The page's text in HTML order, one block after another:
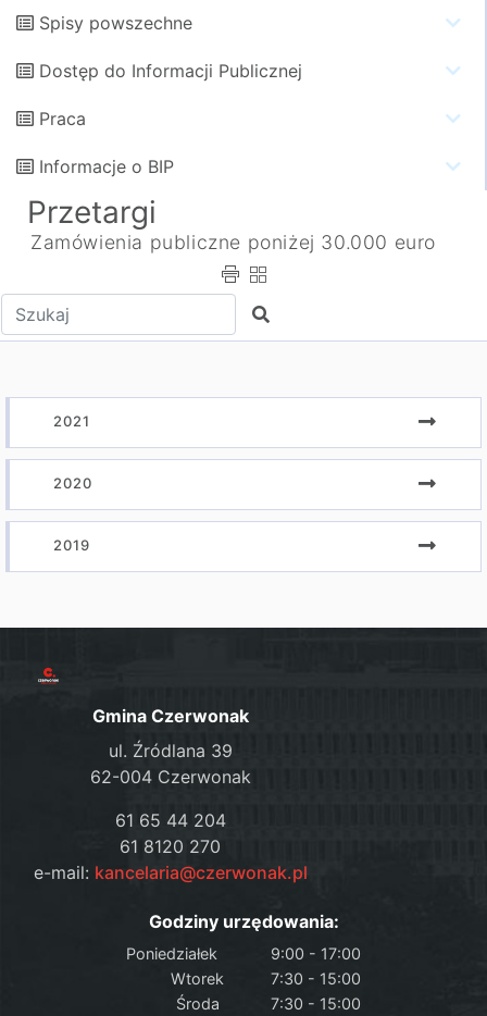
Spisy powszechne
Dostęp do Informacji Publicznej
Praca
Informacje o BIP
Przetargi
Zamówienia publiczne poniżej 30.000 euro
Wpisz tekst do wyszukania Szukaj
2021
2020
2019
Gmina Czerwonak
ul. Źródlana 39
62-004 Czerwonak
61 65 44 204
61 8120 270
e-mail: kancelaria@czerwonak.pl
Godziny urzędowania:
Poniedziałek
9:00 - 17:00
Wtorek
7:30 - 15:00
Środa
7:30 - 15:00